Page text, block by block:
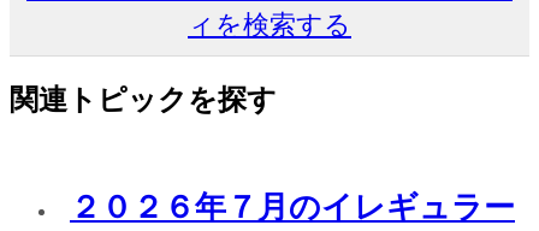
ィを検索する
関連トピックを探す
２０２６年７月のイレギュラー